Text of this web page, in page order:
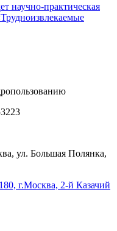
научно-практическая
ул. Большая Полянка,
г.Москва, 2-й Казачий